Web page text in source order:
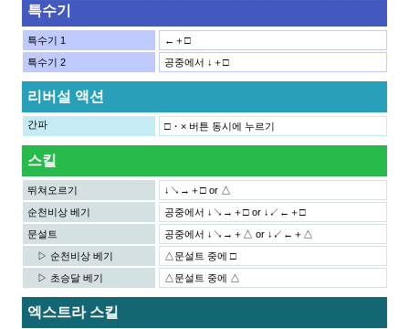
특수기
특수기 1
←＋□
특수기 2
공중에서 ↓＋□
리버설 액션
간파 □・× 버튼 동시에 누르기
스킬
뛰쳐오르기
↓↘→＋□ or △
순천비상 베기
공중에서 ↓↘→＋□ or ↓↙←＋□
문설트
공중에서 ↓↘→＋△ or ↓↙←＋△
▷ 순천비상 베기
△문설트 중에 □
▷ 초승달 베기
△문설트 중에 △
엑스트라 스킬